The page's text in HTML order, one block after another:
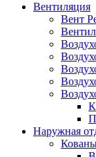
Вентиляция
Вент
Наружная